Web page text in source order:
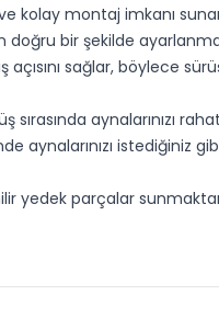
kolay montaj imkanı
doğru bir şekilde
sağlar, böylece
sırasında aynalarınızı
istediğiniz
yedek parçalar